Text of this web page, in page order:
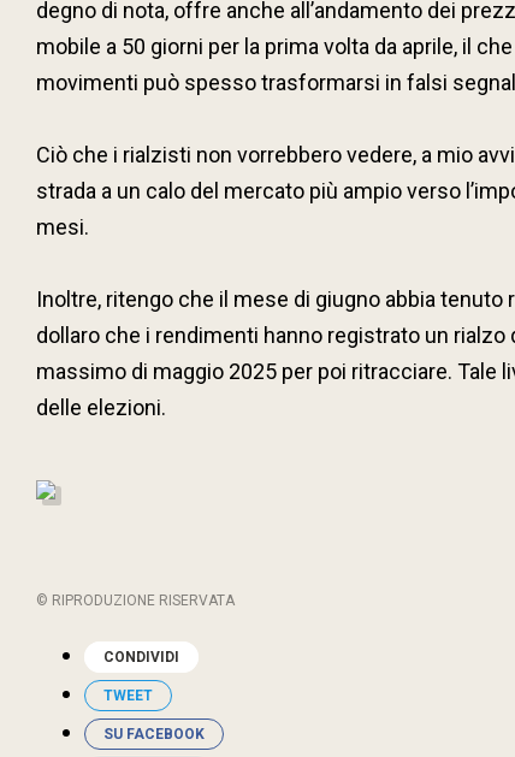
degno di nota, offre anche all’andamento dei
mobile a 50 giorni per la prima volta da aprile, il
movimenti può spesso trasformarsi in falsi
Ciò che i rialzisti non vorrebbero vedere, a mio
strada a un calo del mercato più ampio verso
mesi.
Inoltre, ritengo che il mese di giugno abbia
dollaro che i rendimenti hanno registrato un
massimo di maggio 2025 per poi ritracciare. Tale
delle elezioni.
© RIPRODUZIONE RISERVATA
CONDIVIDI
TWEET
SU FACEBOOK